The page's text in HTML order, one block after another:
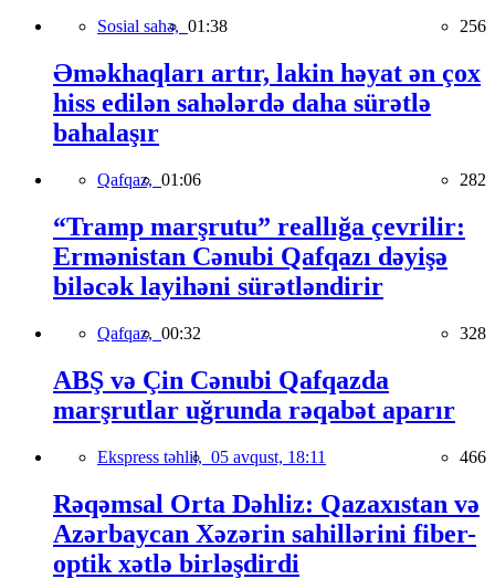
Sosial sahə, 01:38 256
Əməkhaqları artır, lakin həyat ən çox
hiss edilən sahələrdə daha sürətlə
bahalaşır
Qafqaz, 01:06 282
“Tramp marşrutu” reallığa çevrilir:
Ermənistan Cənubi Qafqazı dəyişə
biləcək layihəni sürətləndirir
Qafqaz, 00:32 328
ABŞ və Çin Cənubi Qafqazda
marşrutlar uğrunda rəqabət aparır
Ekspress təhlil, 05 avqust, 18:11 466
Rəqəmsal Orta Dəhliz: Qazaxıstan və
Azərbaycan Xəzərin sahillərini fiber-
optik xətlə birləşdirdi